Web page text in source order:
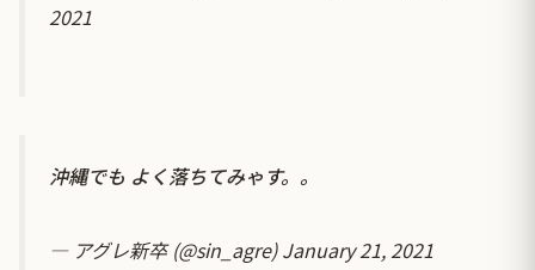
2021
沖縄でも よく落ちてみゃす。。
— アグレ新卒 (@sin_agre)January 21, 2021